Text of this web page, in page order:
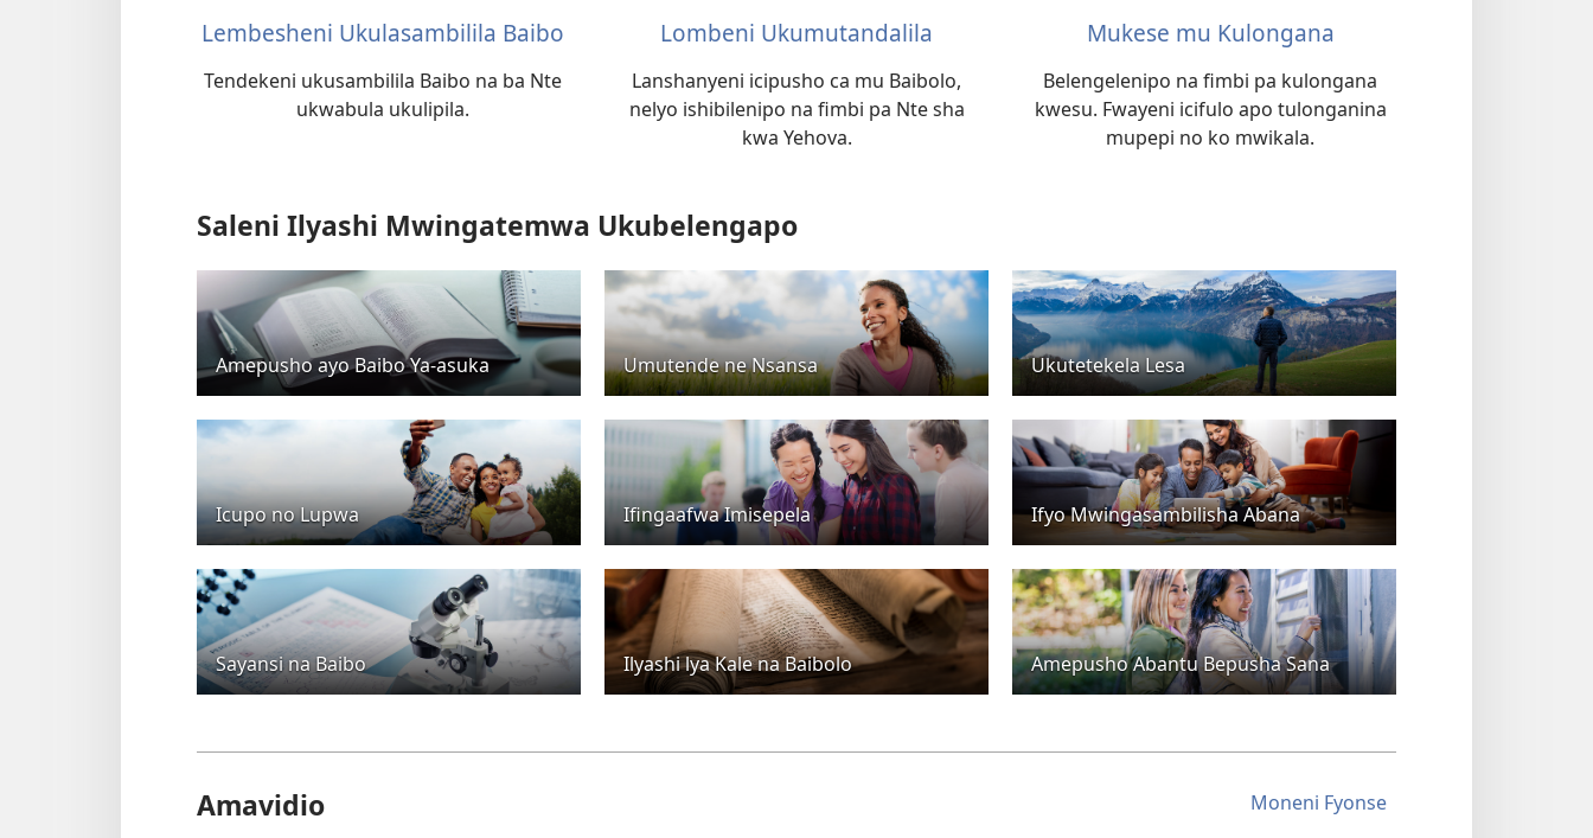
Lembesheni Ukulasambilila Baibo
Tendekeni ukusambilila Baibo na ba Nte
ukwabula ukulipila.
Lombeni Ukumutandalila
Lanshanyeni icipusho ca mu Baibolo,
nelyo ishibilenipo na fimbi pa Nte sha
kwa Yehova.
Mukese mu Kulongana
Belengelenipo na fimbi pa kulongana
kwesu. Fwayeni icifulo apo tulonganina
mupepi no ko mwikala.
Saleni Ilyashi Mwingatemwa Ukubelengapo
Amepusho ayo Baibo Ya-asuka Umutende ne Nsansa Ukutetekela Lesa
Icupo no Lupwa Ifingaafwa Imisepela Ifyo Mwingasambilisha Abana
Sayansi na Baibo Ilyashi lya Kale na Baibolo Amepusho Abantu Bepusha Sana
Amavidio Moneni Fyonse